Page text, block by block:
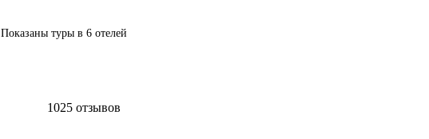
Показаны туры в 6 отелей
1025 отзывов